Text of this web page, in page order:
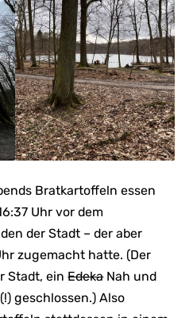
Bratkartoffeln essen
Uhr vor dem
der Stadt – der aber
zugemacht hatte. (Der
Stadt, einEdekaNah und
geschlossen.) Also